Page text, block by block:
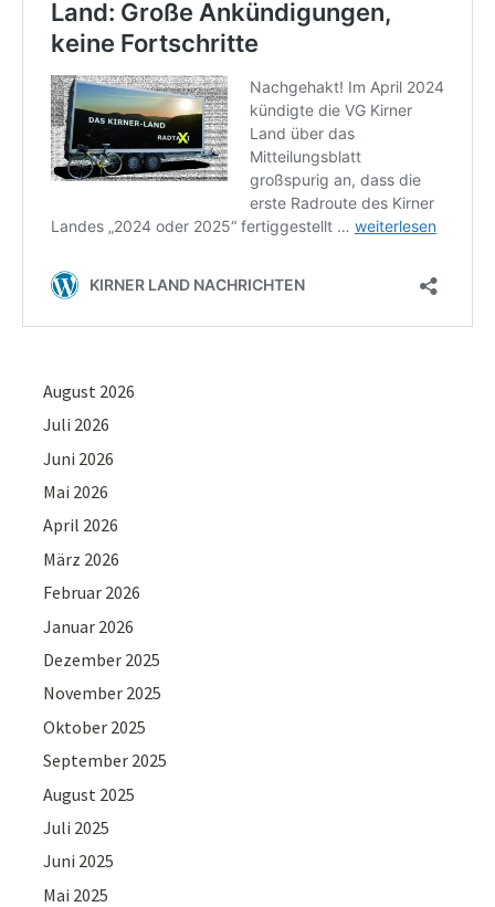
August 2026
Juli 2026
Juni 2026
Mai 2026
April 2026
März 2026
Februar 2026
Januar 2026
Dezember 2025
November 2025
Oktober 2025
September 2025
August 2025
Juli 2025
Juni 2025
Mai 2025